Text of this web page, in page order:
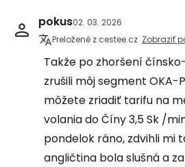
pokus02. 03. 2026
Preložené z cestee.cz Zobraziť
Takže po zhoršení
zrušili môj segment OKA-
môžete zriadiť tarifu na
volania do Číny 3,5 Sk /
pondelok ráno, zdvihli mi
angličtina bola slušná a